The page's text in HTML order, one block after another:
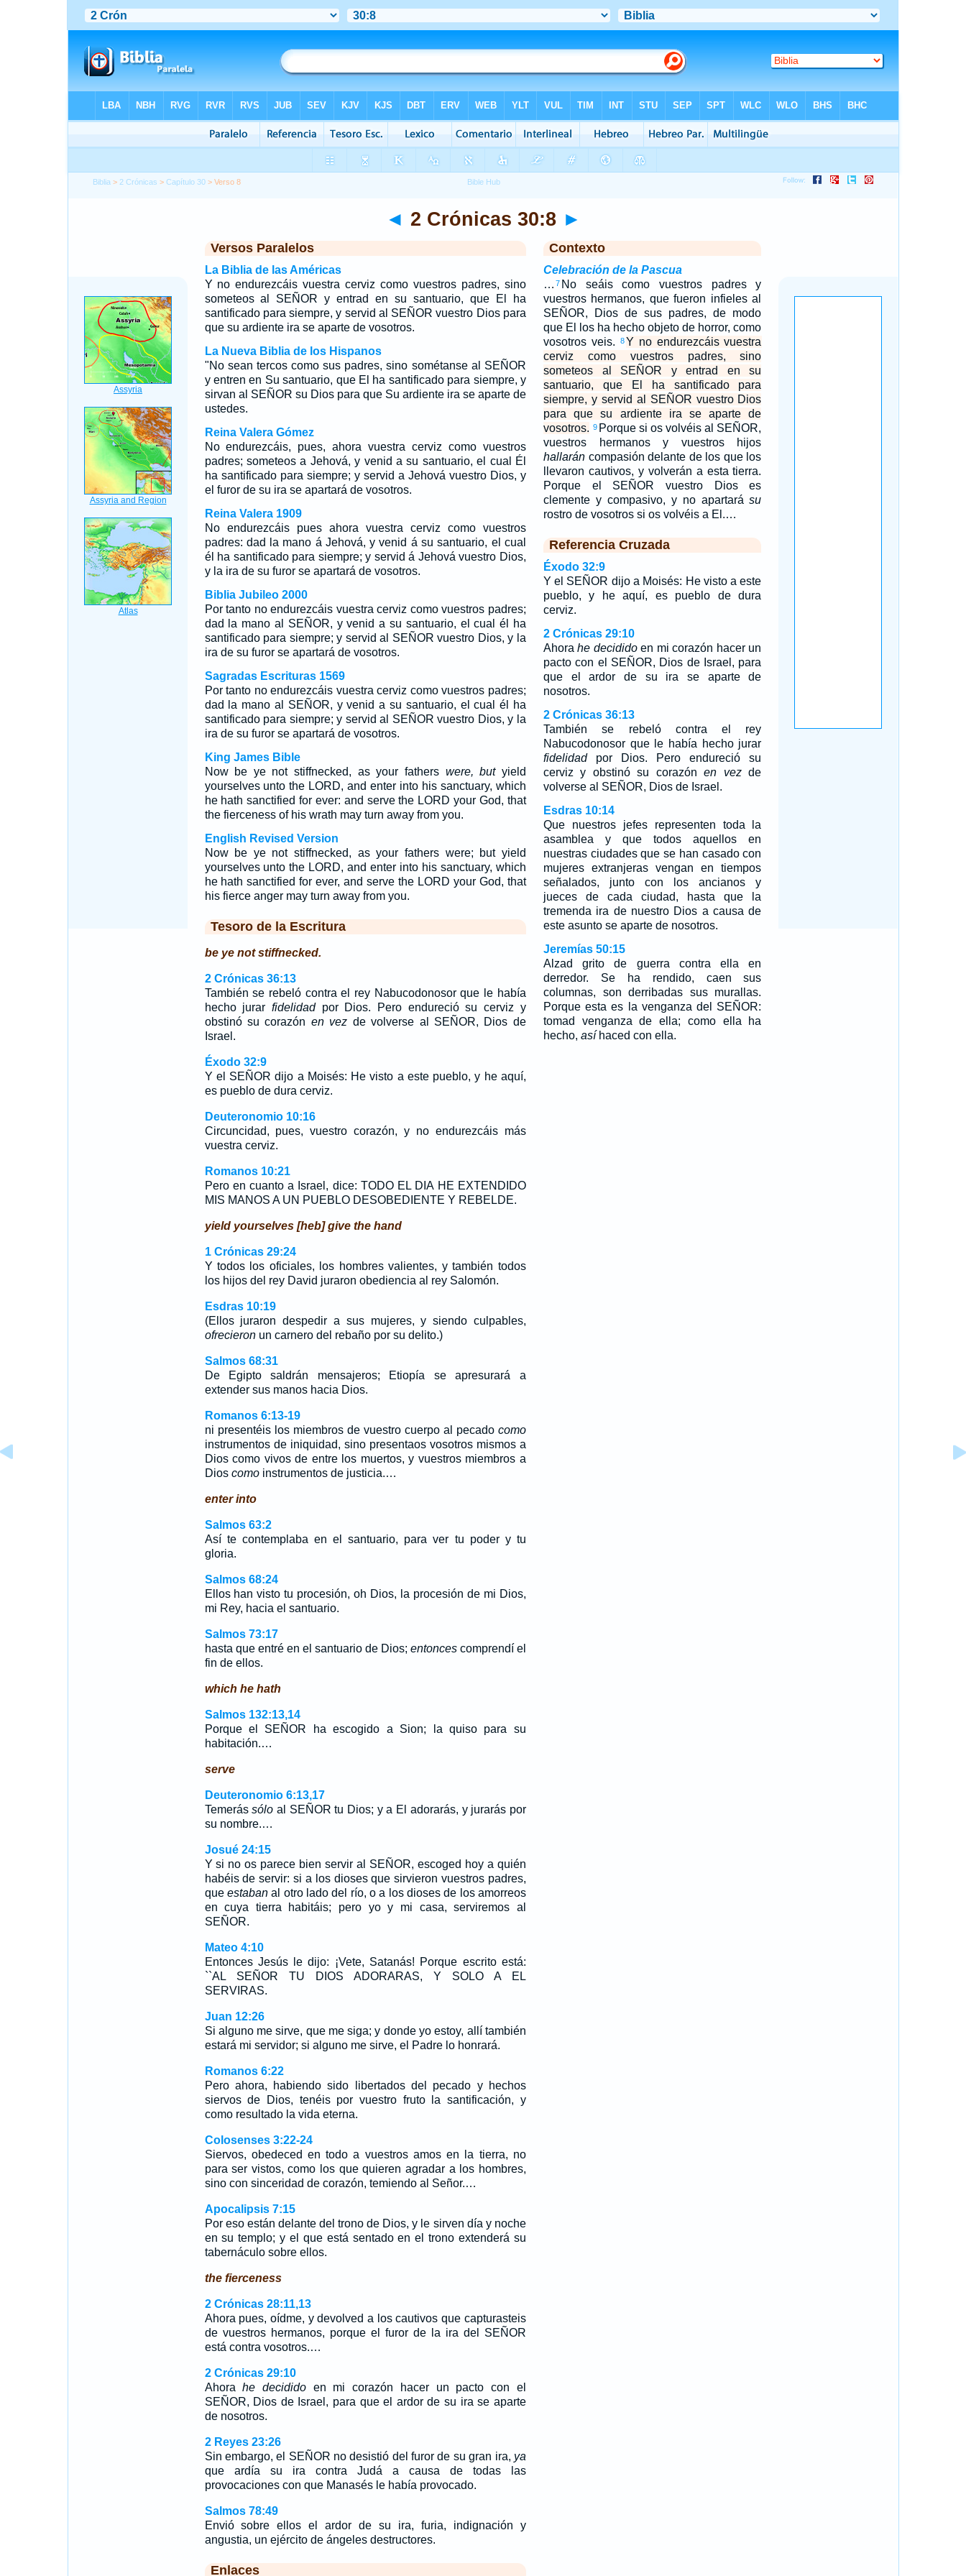
Biblia > 2 Crónicas >Capítulo 30 > Verso 8
◄ 2 Crónicas 30:8 ►
Versos Paralelos
La Biblia de las Américas
Y no endurezcáis vuestra cerviz como vuestros padres, sino
someteos al SEÑOR y entrad en su santuario, que El ha
santificado para siempre, y servid al SEÑOR vuestro Dios para
que su ardiente ira se aparte de vosotros.
La Nueva Biblia de los Hispanos
"No sean tercos como sus padres, sino sométanse al SEÑOR
y entren en Su santuario, que El ha santificado para siempre, y
sirvan al SEÑOR su Dios para que Su ardiente ira se aparte de
ustedes.
Reina Valera Gómez
No endurezcáis, pues, ahora vuestra cerviz como vuestros
padres; someteos a Jehová, y venid a su santuario, el cual Él
ha santificado para siempre; y servid a Jehová vuestro Dios, y
el furor de su ira se apartará de vosotros.
Reina Valera 1909
No endurezcáis pues ahora vuestra cerviz como vuestros
padres: dad la mano á Jehová, y venid á su santuario, el cual
él ha santificado para siempre; y servid á Jehová vuestro Dios,
y la ira de su furor se apartará de vosotros.
Biblia Jubileo 2000
Por tanto no endurezcáis vuestra cerviz como vuestros padres;
dad la mano al SEÑOR, y venid a su santuario, el cual él ha
santificado para siempre; y servid al SEÑOR vuestro Dios, y la
ira de su furor se apartará de vosotros.
Sagradas Escrituras 1569
Por tanto no endurezcáis vuestra cerviz como vuestros padres;
dad la mano al SEÑOR, y venid a su santuario, el cual él ha
santificado para siempre; y servid al SEÑOR vuestro Dios, y la
ira de su furor se apartará de vosotros.
King James Bible
Now be ye not stiffnecked, as your fathers were, butyield
yourselves unto the LORD, and enter into his sanctuary, which
he hath sanctified for ever: and serve the LORD your God, that
the fierceness of his wrath may turn away from you.
English Revised Version
Now be ye not stiffnecked, as your fathers were; but yield
yourselves unto the LORD, and enter into his sanctuary, which
he hath sanctified for ever, and serve the LORD your God, that
his fierce anger may turn away from you.
Tesoro de la Escritura
be ye not stiffnecked.
2 Crónicas 36:13
También se rebeló contra el rey Nabucodonosor que le había
hecho jurar fidelidadpor Dios. Pero endureció su cerviz y
obstinó su corazón en vez de volverse al SEÑOR, Dios de
Israel.
Éxodo 32:9
Y el SEÑOR dijo a Moisés: He visto a este pueblo, y he aquí,
es pueblo de dura cerviz.
Deuteronomio 10:16
Circuncidad, pues, vuestro corazón, y no endurezcáis más
vuestra cerviz.
Romanos 10:21
Pero en cuanto a Israel, dice: TODO EL DIA HE EXTENDIDO
MIS MANOS A UN PUEBLO DESOBEDIENTE Y REBELDE.
yield yourselves [heb] give the hand
1 Crónicas 29:24
Y todos los oficiales, los hombres valientes, y también todos
los hijos del rey David juraron obediencia al rey Salomón.
Esdras 10:19
(Ellos juraron despedir a sus mujeres, y siendo culpables,
ofrecieronun carnero del rebaño por su delito.)
Salmos 68:31
De Egipto saldrán mensajeros; Etiopía se apresurará a
extender sus manos hacia Dios.
Romanos 6:13-19
ni presentéis los miembros de vuestro cuerpo al pecado como
instrumentos de iniquidad, sino presentaos vosotros mismos a
Dios como vivos de entre los muertos, y vuestros miembros a
Dios comoinstrumentos de justicia.…
enter into
Salmos 63:2
Así te contemplaba en el santuario, para ver tu poder y tu
gloria.
Salmos 68:24
Ellos han visto tu procesión, oh Dios, la procesión de mi Dios,
mi Rey, hacia el santuario.
Salmos 73:17
hasta que entré en el santuario de Dios; entoncescomprendí el
fin de ellos.
which he hath
Salmos 132:13,14
Porque el SEÑOR ha escogido a Sion; la quiso para su
habitación.…
serve
Deuteronomio 6:13,17
Temerássólo al SEÑOR tu Dios; y a El adorarás, y jurarás por
su nombre.…
Josué 24:15
Y si no os parece bien servir al SEÑOR, escoged hoy a quién
habéis de servir: si a los dioses que sirvieron vuestros padres,
que estabanal otro lado del río, o a los dioses de los amorreos
en cuya tierra habitáis; pero yo y mi casa, serviremos al
SEÑOR.
Mateo 4:10
Entonces Jesús le dijo: ¡Vete, Satanás! Porque escrito está:
``AL SEÑOR TU DIOS ADORARAS, Y SOLO A EL
SERVIRAS.
Juan 12:26
Si alguno me sirve, que me siga; y donde yo estoy, allí también
estará mi servidor; si alguno me sirve, el Padre lo honrará.
Romanos 6:22
Pero ahora, habiendo sido libertados del pecado y hechos
siervos de Dios, tenéis por vuestro fruto la santificación, y
como resultado la vida eterna.
Colosenses 3:22-24
Siervos, obedeced en todo a vuestros amos en la tierra, no
para ser vistos, como los que quieren agradar a los hombres,
sino con sinceridad de corazón, temiendo al Señor.…
Apocalipsis 7:15
Por eso están delante del trono de Dios, y le sirven día y noche
en su templo; y el que está sentado en el trono extenderá su
tabernáculo sobre ellos.
the fierceness
2 Crónicas 28:11,13
Ahora pues, oídme, y devolved a los cautivos que capturasteis
de vuestros hermanos, porque el furor de la ira del SEÑOR
está contra vosotros.…
2 Crónicas 29:10
Ahorahe decidido en mi corazón hacer un pacto con el
SEÑOR, Dios de Israel, para que el ardor de su ira se aparte
de nosotros.
2 Reyes 23:26
Sin embargo, el SEÑOR no desistió del furor de su gran ira, ya
que ardía su ira contra Judá a causa de todas las
provocaciones con que Manasés le había provocado.
Salmos 78:49
Envió sobre ellos el ardor de su ira, furia, indignación y
angustia, un ejército de ángeles destructores.
Enlaces
Contexto
Celebración de la Pascua
… 7 No seáis como vuestros padres y
vuestros hermanos, que fueron infieles al
SEÑOR, Dios de sus padres, de modo
que El los ha hecho objeto de horror, como
vosotros veis.
8Y no endurezcáis vuestra
cerviz como vuestros padres, sino
someteos al SEÑOR y entrad en su
santuario, que El ha santificado para
siempre, y servid al SEÑOR vuestro Dios
para que su ardiente ira se aparte de
vosotros. 9 Porque si os volvéis al SEÑOR,
vuestros hermanos y vuestros hijos
hallaráncompasión delante de los que los
llevaron cautivos, y volverán a esta tierra.
Porque el SEÑOR vuestro Dios es
clemente y compasivo, y no apartarásu
rostro de vosotros si os volvéis a El.…
Referencia Cruzada
Éxodo 32:9
Y el SEÑOR dijo a Moisés: He visto a este
pueblo, y he aquí, es pueblo de dura
cerviz.
2 Crónicas 29:10
Ahorahe decididoen mi corazón hacer un
pacto con el SEÑOR, Dios de Israel, para
que el ardor de su ira se aparte de
nosotros.
2 Crónicas 36:13
También se rebeló contra el rey
Nabucodonosor que le había hecho jurar
fidelidadpor Dios. Pero endureció su
cerviz y obstinó su corazónen vezde
volverse al SEÑOR, Dios de Israel.
Esdras 10:14
Que nuestros jefes representen toda la
asamblea y que todos aquellos en
nuestras ciudades que se han casado con
mujeres extranjeras vengan en tiempos
señalados, junto con los ancianos y
jueces de cada ciudad, hasta que la
tremenda ira de nuestro Dios a causa de
este asunto se aparte de nosotros.
Jeremías 50:15
Alzad grito de guerra contra ella en
derredor. Se ha rendido, caen sus
columnas, son derribadas sus murallas.
Porque esta es la venganza del SEÑOR:
tomad venganza de ella; como ella ha
hecho, asíhaced con ella.